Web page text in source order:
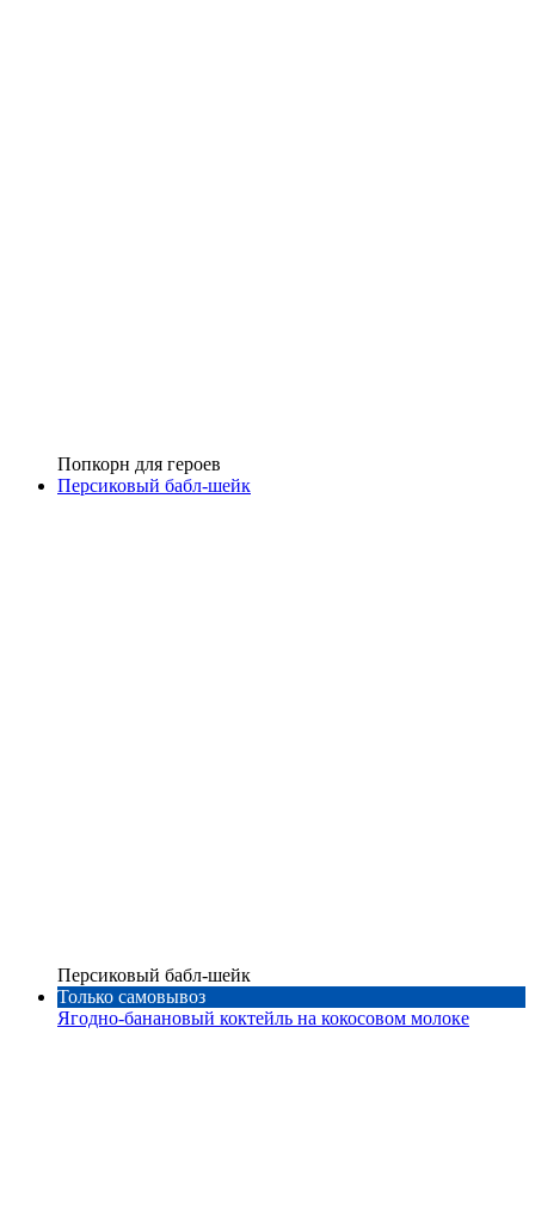
Попкорн для героев
Персиковый бабл-шейк
Персиковый бабл-шейк
Только самовывоз
Ягодно-банановый коктейль на кокосовом молоке